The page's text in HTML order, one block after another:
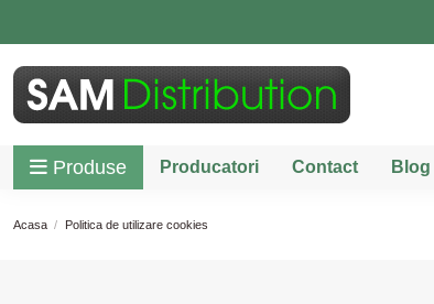
Produse Producatori Contact Blog
Acasa Politica de utilizare cookies